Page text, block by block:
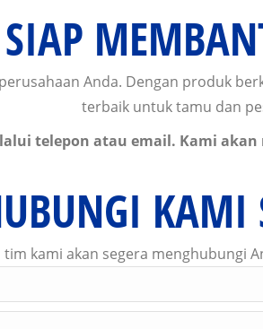
SIAP
Anda. Dengan produk
terbaik untuk tamu dan
telepon atau email. Kami
KAMI
kami akan segera menghubungi